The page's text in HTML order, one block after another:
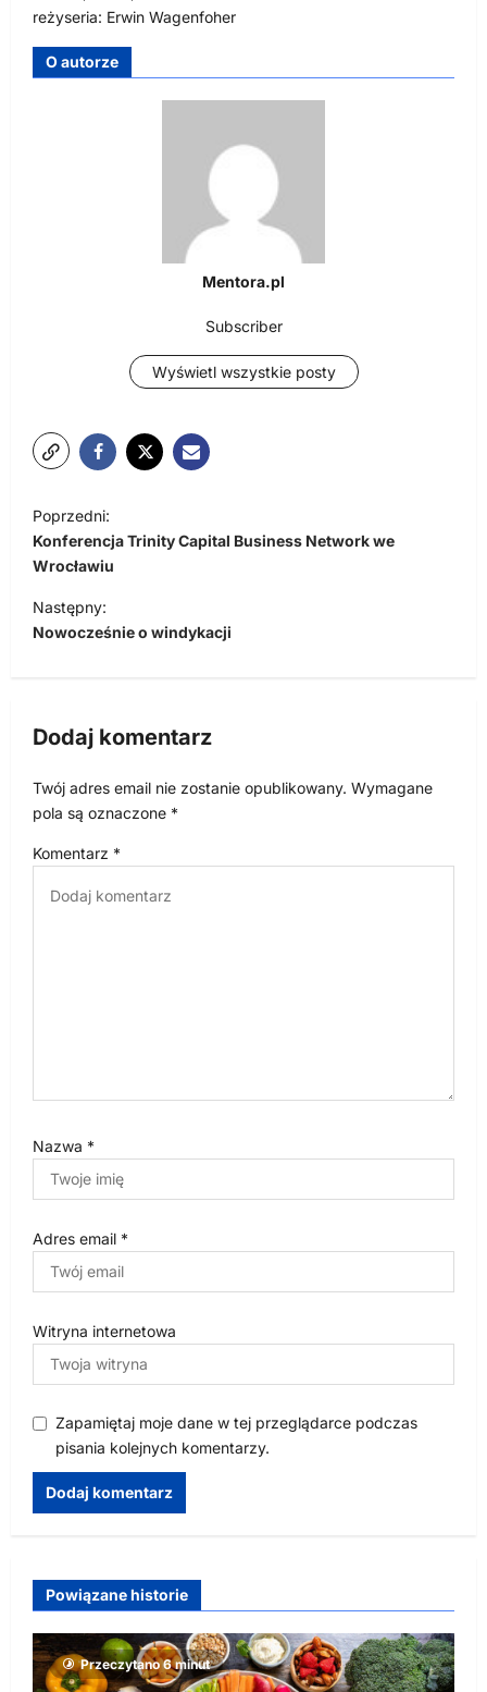
reżyseria: Erwin Wagenfoher
O autorze
Mentora.pl
Subscriber
Wyświetl wszystkie posty
a
w
i
g
j
w
i
Poprzedni:
Konferencja Trinity Capital Business Network we
Wrocławiu
Następny:
Nowocześnie o windykacji
Dodaj komentarz
Twój adres email nie zostanie opublikowany. Wymagane
pola są oznaczone *
Komentarz *
Nazwa *
Adres email *
Witryna internetowa
Zapamiętaj moje dane w tej przeglądarce podczas
pisania kolejnych komentarzy.
Powiązane historie
Przeczytano 6 minut